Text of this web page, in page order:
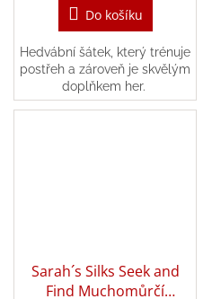
Do košíku
Hedvábní šátek, který trénuje
postřeh a zároveň je skvělým
doplňkem her.
Sarah´s Silks Seek and
Find Muchomůrčí